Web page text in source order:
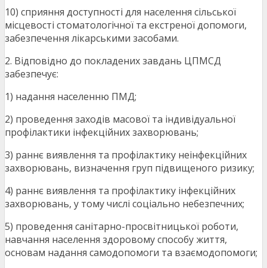
10) сприяння доступності для населення сільської
місцевості стоматологічної та екстреної допомоги,
забезпечення лікарськими засобами.
2. Відповідно до покладених завдань ЦПМСД
забезпечує:
1) надання населенню ПМД;
2) проведення заходів масової та індивідуальної
профілактики інфекційних захворювань;
3) раннє виявлення та профілактику неінфекційних
захворювань, визначення груп підвищеного ризику;
4) раннє виявлення та профілактику інфекційних
захворювань, у тому числі соціально небезпечних;
5) проведення санітарно-просвітницької роботи,
навчання населення здоровому способу життя,
основам надання самодопомоги та взаємодопомоги;